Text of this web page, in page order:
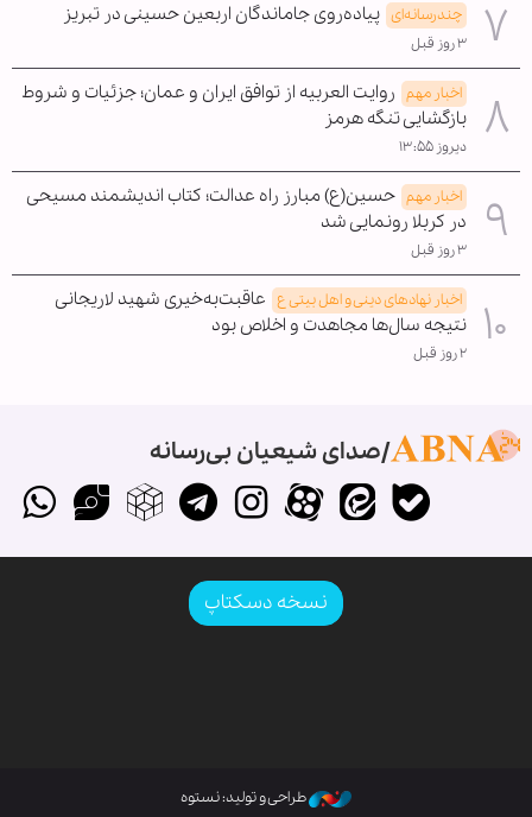
چندرسانه‌ای پیاده‌روی جاماندگان اربعین حسینی در تبریز
۳ روز قبل
اخبار مهم روایت العربیه از توافق ایران و عمان؛ جزئیات و شروط
بازگشایی تنگه هرمز
دیروز ۱۳:۵۵
اخبار مهم حسین(ع) مبارز راه عدالت؛ کتاب اندیشمند مسیحی
در کربلا رونمایی شد
۳ روز قبل
اخبار نهادهای دینی و اهل بیتی ع عاقبت‌به‌خیری شهید لاریجانی
نتیجه سال‌ها مجاهدت و اخلاص بود
۲ روز قبل
صدای شیعیان بی‌رسانه
نسخه دسکتاپ
طراحی و تولید: نستوه